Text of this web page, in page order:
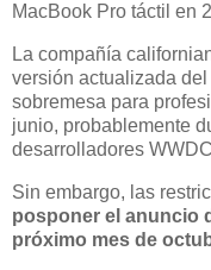
MacBook Pro táctil en
La compañía
versión actualizada
sobremesa para
junio, probablemente
desarrolladores
Sin embargo, las
posponer el anuncio
próximo mes de